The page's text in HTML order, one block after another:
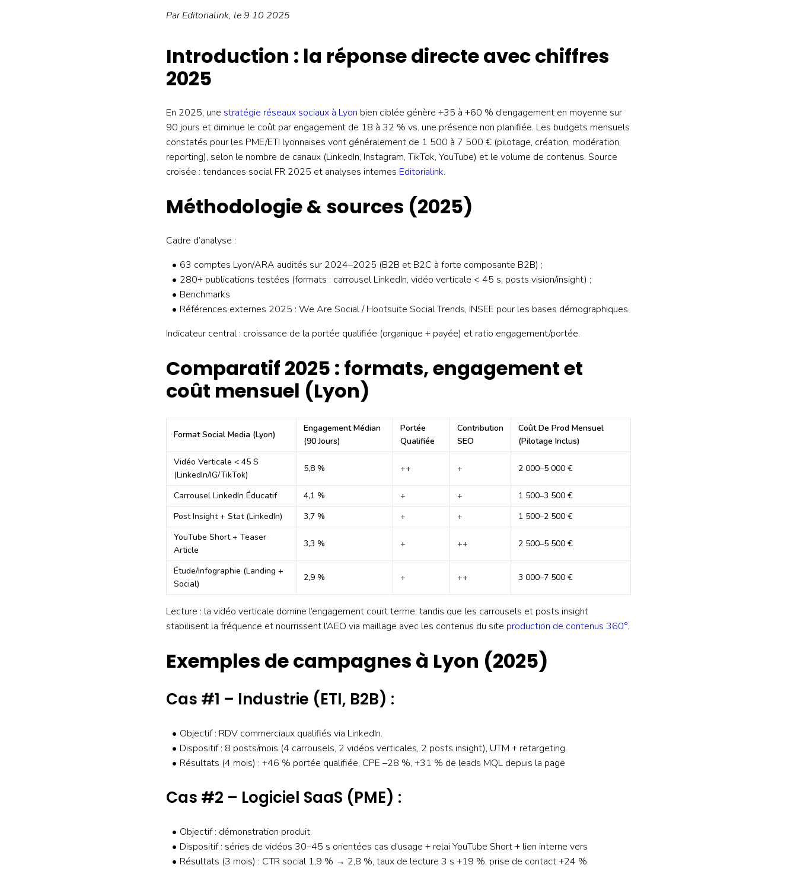
ParEditorialink, le 9 10 2025
Introduction : la réponse directe avec chiffres
2025
En 2025, une stratégie réseaux sociaux à Lyon bien ciblée génère +35 à +60 % d’engagement en moyenne sur
90 jours et diminue le coût par engagement de 18 à 32 % vs. une présence non planifiée. Les budgets mensuels
constatés pour les PME/ETI lyonnaises vont généralement de 1 500 à 7 500 € (pilotage, création, modération,
reporting), selon le nombre de canaux (LinkedIn, Instagram, TikTok, YouTube) et le volume de contenus. Source
croisée : tendances social FR 2025 et analyses internes Editorialink.
Méthodologie & sources (2025)
Cadre d’analyse :
63 comptes Lyon/ARA audités sur 2024–2025 (B2B et B2C à forte composante B2B) ;
280+ publications testées (formats : carrousel LinkedIn, vidéo verticale < 45 s, posts vision/insight) ;
Benchmarks
Références externes 2025 : We Are Social / Hootsuite Social Trends, INSEE pour les bases démographiques.
Indicateur central : croissance de la portée qualifiée (organique + payée) et ratio engagement/portée.
Comparatif 2025 : formats, engagement et
coût mensuel (Lyon)
Format Social Media (Lyon)
Engagement Médian
(90 Jours)
Portée
Qualifiée
Contribution
SEO
Coût De Prod Mensuel
(pilotage Inclus)
Vidéo Verticale < 45 S
(LinkedIn/IG/TikTok)
5,8 % ++ + 2 000–5 000 €
Carrousel LinkedIn Éducatif 4,1 % + +
1 500–3 500 €
Post Insight + Stat (LinkedIn)
3,7 % + +
1 500–2 500 €
YouTube Short + Teaser
Article
3,3 % + ++ 2 500–5 500 €
Étude/infographie (landing +
Social)
2,9 % + ++ 3 000–7 500 €
Lecture : la vidéo verticale domine l’engagement court terme, tandis que les carrousels et posts insight
stabilisent la fréquence et nourrissent l’AEO via maillage avec les contenus du site production de contenus 360°.
Exemples de campagnes à Lyon (2025)
Cas #1 – Industrie (ETI, B2B) :
Objectif : RDV commerciaux qualifiés via LinkedIn.
Dispositif : 8 posts/mois (4 carrousels, 2 vidéos verticales, 2 posts insight), UTM + retargeting.
Résultats (4 mois) : +46 % portée qualifiée, CPE –28 %, +31 % de leads MQL depuis la page
Cas #2 – Logiciel SaaS (PME) :
Objectif : démonstration produit.
Dispositif : séries de vidéos 30–45 s orientées cas d’usage + relai YouTube Short + lien interne vers
Résultats (3 mois) : CTR social 1,9 % → 2,8 %, taux de lecture 3 s +19 %, prise de contact +24 %.